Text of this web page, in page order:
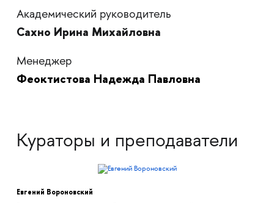
Академический руководитель
Сахно Ирина Михайловна
Менеджер
Феоктистова Надежда Павловна
Кураторы и преподаватели
Евгений Вороновский